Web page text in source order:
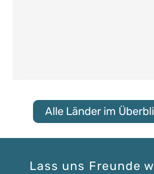
Alle Länder im
Lass uns Freunde